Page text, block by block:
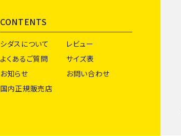
CONTENTS
シダスについて
レビュー
よくあるご質問
サイズ表
お知らせ
お問い合わせ
国内正規販売店